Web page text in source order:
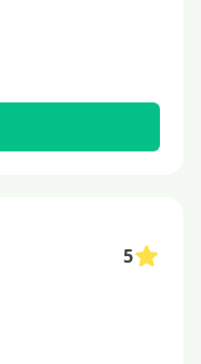
5